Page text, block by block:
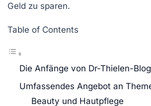
Geld zu sparen.
Table of Contents
Die Anfänge von Dr-Thielen-
Umfassendes Angebot an
Beauty und Hautpflege